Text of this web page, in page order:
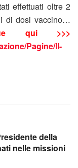
effettuati oltre 2
di dosi vaccino…
qui >>>
Pagine/Il-
della
nelle missioni